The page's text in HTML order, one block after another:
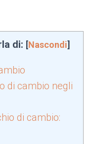
di: [Nascondi]
di cambio negli
di cambio: